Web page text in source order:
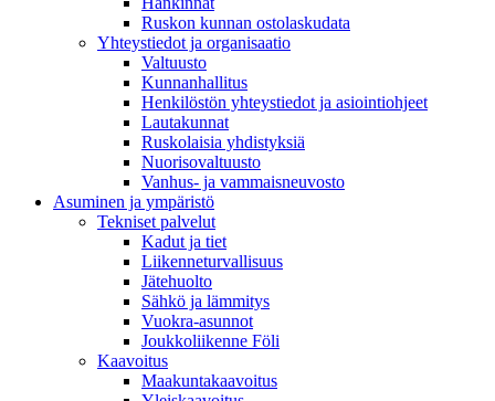
Ruskon kunnan ostolaskudata
Yhteystiedot ja organisaatio
Valtuusto
Kunnanhallitus
Henkilöstön yhteystiedot ja asiointiohjeet
Lautakunnat
Ruskolaisia yhdistyksiä
Nuorisovaltuusto
Vanhus- ja vammaisneuvosto
Asuminen ja ympäristö
Tekniset palvelut
Kadut ja tiet
Liikenneturvallisuus
Jätehuolto
Sähkö ja lämmitys
Vuokra-asunnot
Joukkoliikenne Föli
Kaavoitus
Maakuntakaavoitus